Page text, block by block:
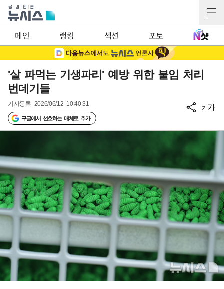
메인 랭킹 섹션 포토
'살 파먹는 기생파리' 예방 위한 불임 처리
번데기들
기사등록 2026/06/12 10:40:31
구글에서 선호하는 매체로 추가
가가